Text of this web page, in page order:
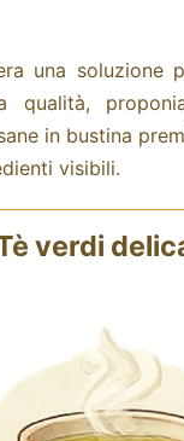
una soluzione
qualità,
in bustina
visibili.
verdi